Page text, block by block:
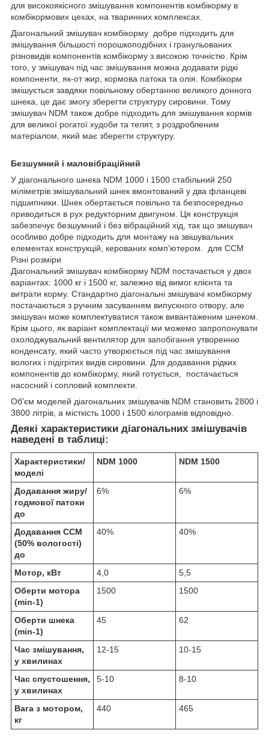
для високоякісного змішування компонентів комбікорму в
комбікормових цехах, на тваринних комплексах.
Діагональний змішувач комбікорму добре підходить для
змішування більшості порошкоподібних і гранульованих
різновидів компонентів комбікорму з високою точністю. Крім
того, у змішувач під час змішування можна додавати рідкі
компоненти, як-от жир, кормова патока та олія. Комбікорм
змішується завдяки повільному обертанню великого донного
шнека, це дає змогу зберегти структуру сировини. Тому
змішувач NDM також добре підходить для змішування кормів
для великої рогатої худоби та телят, з роздробленим
матеріалом, який має зберегти структуру.
Безшумний і маловібраційний
У діагонального шнека NDM 1000 і 1500 стабільний 250
міліметрів змішувальний шнек вмонтований у два фланцеві
підшипники. Шнек обертається повільно та безпосередньо
приводиться в рух редукторним двигуном. Ця конструкція
забезпечує безшумний і без вібраційний хід, так що змішувач
особливо добре підходить для монтажу на звішувальних
елементах конструкцій, керованих комп'ютером. для CCM
Різні розміри
Діагональний змішувач комбікорму NDM постачається у двох
варіантах: 1000 кг і 1500 кг, залежно від вимог клієнта та
витрати корму. Стандартно діагональні змішувачі комбікорму
постачаються з ручним засуванням випускного отвору, але
змішувач може комплектуватися також вивантаженим шнеком.
Крім цього, як варіант комплектації ми можемо запропонувати
охолоджувальний вентилятор для запобігання утворенню
конденсату, який часто утворюється під час змішування
вологих і підігрітих видів сировини. Для додавання рідких
компонентів до комбікорму, який готується, постачається
насосний і сопловий комплекти.
Об'єм моделей діагональних змішувачів NDM становить 2800 і
3800 літрів, а місткість 1000 і 1500 кілограмів відповідно.
Деякі характеристики діагональних змішувачів
наведені в таблиці:
Характеристики/
моделі
NDM 1000 NDM 1500
Додавання жиру/
годмової патоки
до
6% 6%
Додавання ССМ
(50% вологості)
до
40% 40%
Мотор, кВт 4,0
5,5
Оберти мотора
(min-1)
1500 1500
Оберти шнека
(min-1)
45 62
Час змішування,
у хвилинах
12-15 10-15
Час спустошення,
у хвилинах
5-10 8-10
Вага з мотором,
кг
440 465